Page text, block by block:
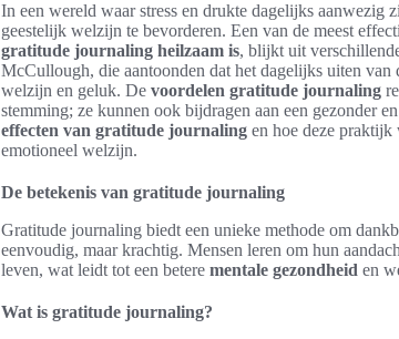
In een wereld waar stress en drukte dagelijks aanwezig
geestelijk welzijn te bevorderen. Een van de meest
gratitude journaling heilzaam is, blijkt uit
McCullough, die aantoonden dat het dagelijks uiten
welzijn en geluk. De voordelen gratitude journaling
stemming; ze kunnen ook bijdragen aan een gezonder
effecten van gratitude journaling en hoe deze
emotioneel welzijn.
De betekenis van gratitude journaling
Gratitude journaling biedt een unieke methode om
eenvoudig, maar krachtig. Mensen leren om hun
leven, wat leidt tot een betere mentale gezondheid en
Wat is gratitude journaling?